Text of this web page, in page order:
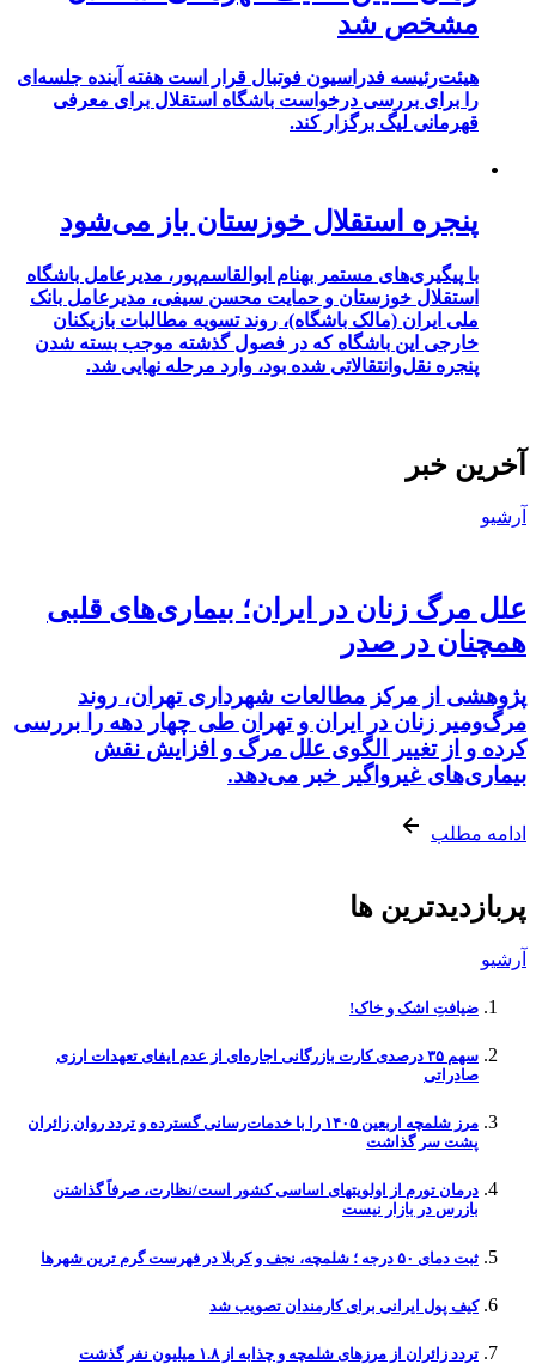
مشخص شد
هیئت‌رئیسه فدراسیون فوتبال قرار است هفته آینده جلسه‌ای
را برای بررسی درخواست باشگاه استقلال برای معرفی
قهرمانی لیگ برگزار کند.
پنجره استقلال خوزستان باز می‌شود
با پیگیری‌های مستمر بهنام ابوالقاسم‌پور، مدیرعامل باشگاه
استقلال خوزستان و حمایت محسن سیفی، مدیرعامل بانک
ملی ایران (مالک باشگاه)، روند تسویه مطالبات بازیکنان
خارجی این باشگاه که در فصول گذشته موجب بسته شدن
پنجره نقل‌وانتقالاتی شده بود، وارد مرحله نهایی شد.
آخرین خبر
آرشیو
علل مرگ زنان در ایران؛ بیماری‌های قلبی
همچنان در صدر
پژوهشی از مرکز مطالعات شهرداری تهران، روند
مرگ‌ومیر زنان در ایران و تهران طی چهار دهه را بررسی
کرده و از تغییر الگوی علل مرگ و افزایش نقش
بیماری‌های غیرواگیر خبر می‌دهد.
ادامه مطلب
پربازدیدترین ها
آرشیو
ضیافتِ اشک و خاک!
سهم ۳۵ درصدی کارت بازرگانی اجاره‌ای از عدم ایفای تعهدات ارزی
صادراتی
مرز شلمچه اربعین ۱۴۰۵ را با خدمات‌رسانی گسترده و تردد روان زائران
پشت سر گذاشت
درمان تورم از اولویتهای اساسی کشور است/نظارت، صرفاً گذاشتن
بازرس در بازار نیست
ثبت دمای ۵۰ درجه ؛ شلمچه، نجف و کربلا در فهرست گرم ترین شهرها
کیف پول ایرانی برای کارمندان تصویب شد
تردد زائران از مرزهای شلمچه و چذابه از ۱.۸ میلیون نفر گذشت